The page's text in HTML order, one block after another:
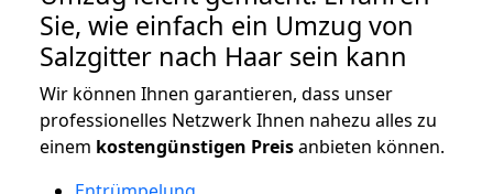
Sie, wie einfach ein Umzug von
Salzgitter nach Haar sein kann
Wir können Ihnen garantieren, dass unser
professionelles Netzwerk Ihnen nahezu alles zu
einem kostengünstigen Preisanbieten können.